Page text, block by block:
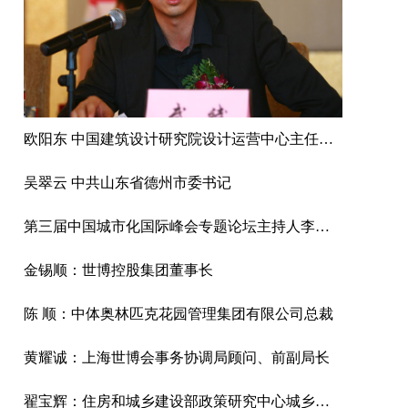
欧阳东 中国建筑设计研究院设计运营中心主任、教授级高工
吴翠云 中共山东省德州市委书记
第三届中国城市化国际峰会专题论坛主持人李津逵
金锡顺：世博控股集团董事长
陈 顺：中体奥林匹克花园管理集团有限公司总裁
黄耀诚：上海世博会事务协调局顾问、前副局长
翟宝辉：住房和城乡建设部政策研究中心城乡规划处处长